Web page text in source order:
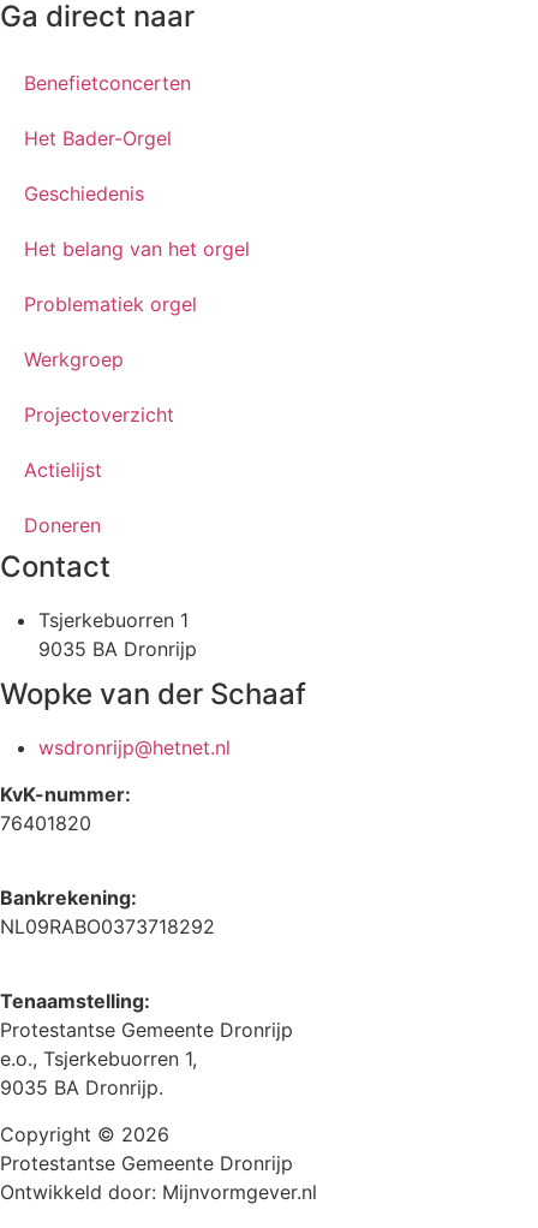
Ga direct naar
Benefietconcerten
Het Bader-Orgel
Geschiedenis
Het belang van het orgel
Problematiek orgel
Werkgroep
Projectoverzicht
Actielijst
Doneren
Contact
Tsjerkebuorren 1
9035 BA Dronrijp
Wopke van der Schaaf
wsdronrijp@hetnet.nl
KvK-nummer:
76401820
Bankrekening:
NL09RABO0373718292
Tenaamstelling:
Protestantse Gemeente Dronrijp
e.o., Tsjerkebuorren 1,
9035 BA Dronrijp.
Copyright © 2026
Protestantse Gemeente Dronrijp
Ontwikkeld door: Mijnvormgever.nl